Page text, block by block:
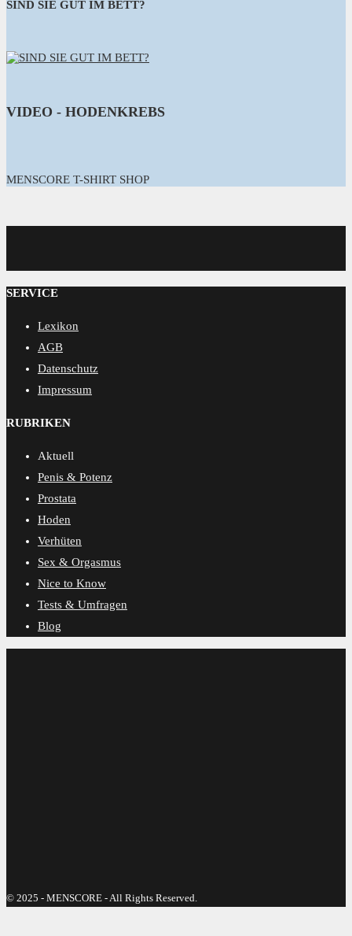
SIND SIE GUT IM BETT?
VIDEO - HODENKREBS
MENSCORE T-SHIRT SHOP
MENSCORE
SERVICE
Lexikon
AGB
Datenschutz
Impressum
RUBRIKEN
Aktuell
Penis & Potenz
Prostata
Hoden
Verhüten
Sex & Orgasmus
Nice to Know
Tests & Umfragen
Blog
© 2025 - MENSCORE - All Rights Reserved.